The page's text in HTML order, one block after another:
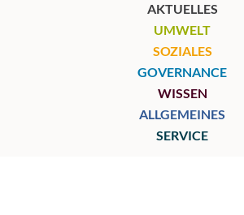
AKTUELLES
UMWELT
SOZIALES
GOVERNANCE
WISSEN
ALLGEMEINES
SERVICE